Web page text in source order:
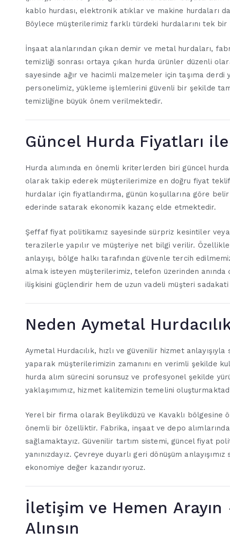
kablo hurdası, elektronik atıklar ve makine hurdaları
Böylece müşterilerimiz farklı türdeki hurdalarını tek
İnşaat alanlarından çıkan demir ve metal hurdaları,
temizliği sonrası ortaya çıkan hurda ürünler düzenli
sayesinde ağır ve hacimli malzemeler için taşıma
personelimiz, yükleme işlemlerini güvenli bir şekilde
temizliğine büyük önem verilmektedir.
Güncel Hurda Fiyatları
Hurda alımında en önemli kriterlerden biri güncel
olarak takip ederek müşterilerimize en doğru fiyat
hurdalar için fiyatlandırma, günün koşullarına göre
ederinde satarak ekonomik kazanç elde etmektedir.
Şeffaf fiyat politikamız sayesinde sürpriz kesintiler
terazilerle yapılır ve müşteriye net bilgi verilir.
anlayışı, bölge halkı tarafından güvenle tercih
almak isteyen müşterilerimiz, telefon üzerinden
ilişkisini güçlendirir hem de uzun vadeli müşteri
Neden Aymetal
Aymetal Hurdacılık, hızlı ve güvenilir hizmet
yaparak müşterilerimizin zamanını en verimli şekilde
hurda alım sürecini sorunsuz ve profesyonel şekilde
yaklaşımımız, hizmet kalitemizin temelini
Yerel bir firma olarak Beylikdüzü ve Kavaklı bölgesine
önemli bir özelliktir. Fabrika, inşaat ve depo
sağlamaktayız. Güvenilir tartım sistemi, güncel fiyat
yanınızdayız. Çevreye duyarlı geri dönüşüm
ekonomiye değer kazandırıyoruz.
İletişim ve Hemen Arayın
Alınsın